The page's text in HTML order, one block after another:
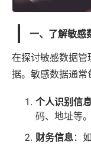
一、了解敏感
在探讨敏感数据
据。敏感数据通常
个人识别信息
码、地址等。
财务信息：